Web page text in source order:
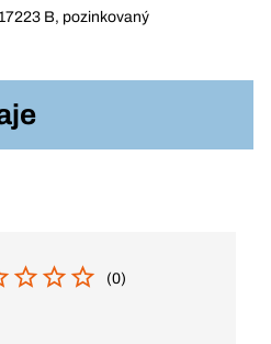
B, pozinkovaný
(0)